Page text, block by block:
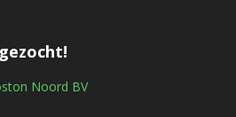
Noord BV